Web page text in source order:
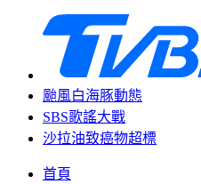
颱風白海豚動態
SBS歌謠大戰
沙拉油致癌物超標
首頁